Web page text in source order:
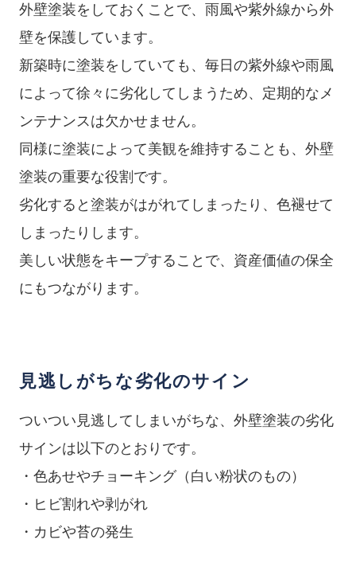
外壁塗装をしておくことで、雨風や紫外線から外
壁を保護しています。
新築時に塗装をしていても、毎日の紫外線や雨風
によって徐々に劣化してしまうため、定期的なメ
ンテナンスは欠かせません。
同様に塗装によって美観を維持することも、外壁
塗装の重要な役割です。
劣化すると塗装がはがれてしまったり、色褪せて
しまったりします。
美しい状態をキープすることで、資産価値の保全
にもつながります。
見逃しがちな劣化のサイン
ついつい見逃してしまいがちな、外壁塗装の劣化
サインは以下のとおりです。
・色あせやチョーキング（白い粉状のもの）
・ヒビ割れや剥がれ
・カビや苔の発生